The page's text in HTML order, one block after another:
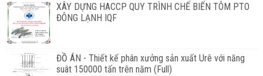
XÂY DỰNG HACCP QUY TRÌNH CHẾ BIẾN TÔM PTO
ĐÔNG LẠNH IQF
ĐỒ ÁN - Thiết kế phân xưởng sản xuất Urê với năng
suât 150000 tấn trên năm (Full)